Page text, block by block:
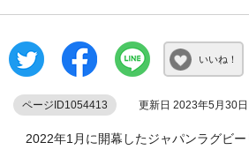
いいね！
ページID1054413 更新日 2023年5月30日
2022年1月に開幕したジャパンラグビ